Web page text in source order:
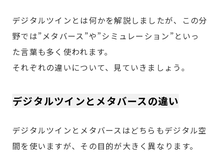
デジタルツインとは何かを解説しましたが、この分
野では”メタバース”や”シミュレーション”といっ
た言葉も多く使われます。
それぞれの違いについて、見ていきましょう。
デジタルツインとメタバースの違い
デジタルツインとメタバースはどちらもデジタル空
間を使いますが、その目的が大きく異なります。